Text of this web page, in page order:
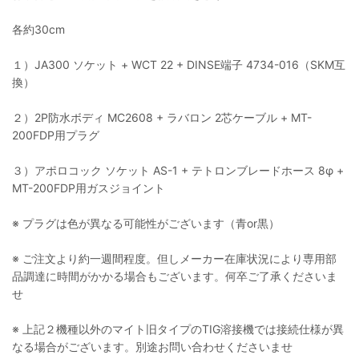
各約30cm
１）JA300 ソケット + WCT 22 + DINSE端子 4734-016（SKM互
換）
２）2P防水ボディ MC2608 + ラバロン 2芯ケーブル + MT-
200FDP用プラグ
３）アポロコック ソケット AS-1 + テトロンブレードホース 8φ +
MT-200FDP用ガスジョイント
※ プラグは色が異なる可能性がございます（青or黒）
※ ご注文より約一週間程度。但しメーカー在庫状況により専用部
品調達に時間がかかる場合もございます。何卒ご了承くださいま
せ
※ 上記２機種以外のマイト旧タイプのTIG溶接機では接続仕様が異
なる場合がございます。別途お問い合わせくださいませ